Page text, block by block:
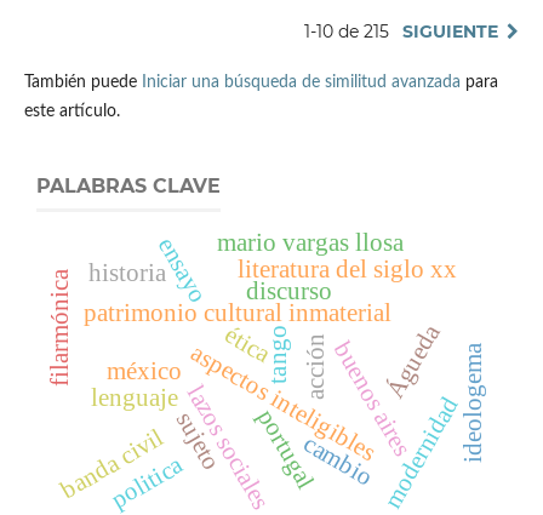
1-10 de 215 SIGUIENTE
También puede Iniciar una búsqueda de similitud avanzada para
este artículo.
PALABRAS CLAVE
patrimonio cultural inmaterial
tango
aspectos inteligibles
buenos aires
lazos sociales modernidad
sujeto
lenguaje
discurso
literatura del siglo xx
ideologema
ensayo mario vargas llosa
banda civil
filarmónica Águeda
portugal
méxico
historia
politica
acción
cambio
ética